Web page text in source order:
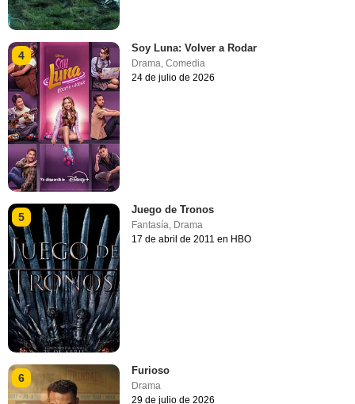
4
Soy Luna: Volver a Rodar
Drama,Comedia
24 de julio de 2026
5
Juego de Tronos
Fantasía Drama
17 de abril de 2011 en HBO
6
Furioso
Drama
29 de julio de 2026